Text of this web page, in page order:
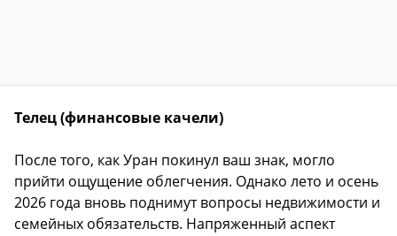
Телец (финансовые качели)
После того, как Уран покинул ваш знак, могло
прийти ощущение облегчения. Однако лето и осень
2026 года вновь поднимут вопросы недвижимости и
семейных обязательств. Напряженный аспект